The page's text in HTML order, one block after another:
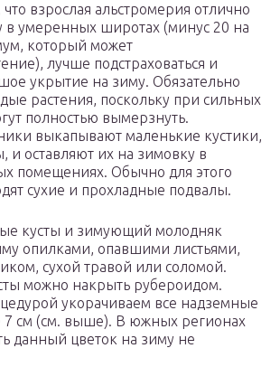
взрослая альстромерия отлично
в умеренных широтах (минус 20 на
который может
лучше подстраховаться и
укрытие на зиму. Обязательно
растения, поскольку при сильных
полностью вымерзнуть.
выкапывают маленькие кустики,
и оставляют их на зимовку в
помещениях. Обычно для этого
сухие и прохладные подвалы.
кусты и зимующий молодняк
опилками, опавшими листьями,
сухой травой или соломой.
можно накрыть рубероидом.
укорачиваем все надземные
7 см (см. выше). В южных регионах
данный цветок на зиму не